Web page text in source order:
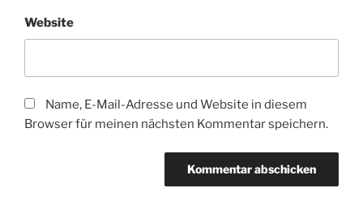
Website
Name, E-Mail-Adresse und Website in diesem
Browser für meinen nächsten Kommentar speichern.